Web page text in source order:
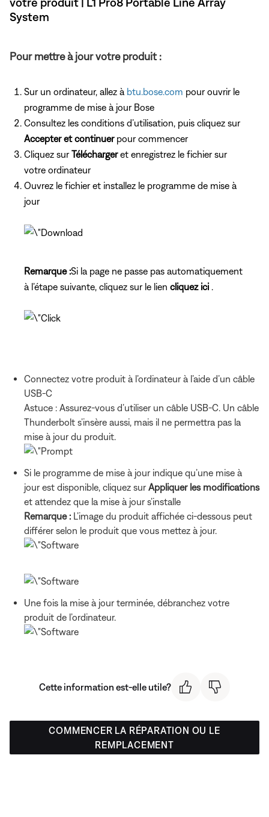
System
Pour mettre à jour votre produit :
Sur un ordinateur, allez à btu.bose.com pour ouvrir le
programme de mise à jour Bose
Consultez les conditions d’utilisation, puis cliquez sur
Accepter et continuerpour commencer
Cliquez surTéléchargeret enregistrez le fichier sur
votre ordinateur
Ouvrez le fichier et installez le programme de mise à
jour
Remarque :Si la page ne passe pas automatiquement
à l’étape suivante, cliquez sur le lien cliquez ici.
Connectez votre produit à l’ordinateur à l’aide d’un câble
USB-C
Astuce : Assurez-vous d’utiliser un câble USB-C. Un câble
Thunderbolt s’insère aussi, mais il ne permettra pas la
mise à jour du produit.
Si le programme de mise à jour indique qu’une mise à
jour est disponible, cliquez surAppliquer les modifications
et attendez que la mise à jour s’installe
Remarque : L’image du produit affichée ci-dessous peut
différer selon le produit que vous mettez à jour.
Une fois la mise à jour terminée, débranchez votre
produit de l’ordinateur.
Cette information est-elle utile?
COMMENCER LA RÉPARATION OU LE
REMPLACEMENT